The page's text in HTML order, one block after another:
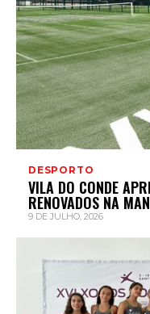
DESPORTO
VILA DO CONDE
RENOVADOS NA
9 DE JULHO, 2026